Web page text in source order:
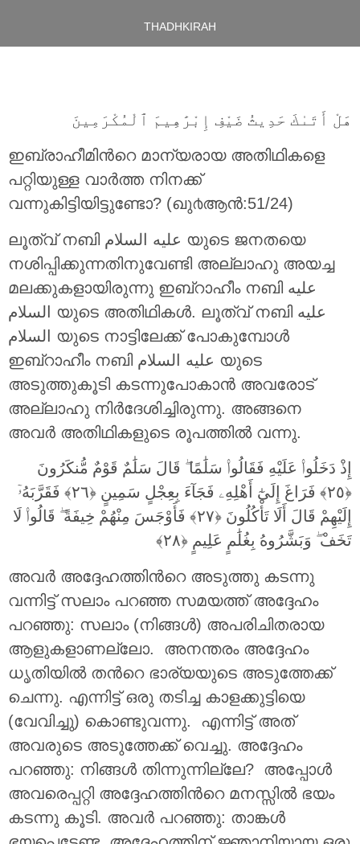
THADHKIRAH
هَلْ أَتَىٰكَ حَدِيثُ ضَيْفِ إِبْرَٰهِيمَ ٱلْمُكْرَمِينَ
ഇബ്രാഹീമിന്‍റെ മാന്യരായ അതിഥികളെ
പറ്റിയുള്ള വാര്‍ത്ത നിനക്ക്
വന്നുകിട്ടിയിട്ടുണ്ടോ? (ഖു൪ആന്‍:51/24)
ലൂത്വ് നബി عليه السلام യുടെ ജനതയെ
നശിപ്പിക്കുന്നതിനുവേണ്ടി അല്ലാഹു അയച്ച
മലക്കുകളായിരുന്നു ഇബ്‌റാഹീം നബി عليه
السلام യുടെ അതിഥികൾ. ലൂത്വ് നബി عليه
السلام യുടെ നാട്ടിലേക്ക് പോകുമ്പോൾ
ഇബ്‌റാഹീം നബി عليه السلام യുടെ
അടുത്തുകൂടി കടന്നുപോകാന്‍ അവരോട്
അല്ലാഹു നിര്‍ദേശിച്ചിരുന്നു. അങ്ങനെ
അവര്‍ അതിഥികളുടെ രൂപത്തില്‍ വന്നു.
إِذْ دَخَلُوا۟ عَلَيْهِ فَقَالُوا۟ سَلَٰمًا ۖ قَالَ سَلَٰمٌ قَوْمٌ مُّنكَرُونَ
‎﴿٢٥﴾‏ فَرَاغَ إِلَىٰٓ أَهْلِهِۦ فَجَآءَ بِعِجْلٍ سَمِينٍ ‎﴿٢٦﴾‏ فَقَرَّبَهُۥٓ
إِلَيْهِمْ قَالَ أَلَا تَأْكُلُونَ ‎﴿٢٧﴾‏ فَأَوْجَسَ مِنْهُمْ خِيفَةً ۖ قَالُوا۟ لَا
تَخَفْ ۖ وَبَشَّرُوهُ بِغُلَٰمٍ عَلِيمٍ ‎﴿٢٨﴾
അവര്‍ അദ്ദേഹത്തിന്‍റെ അടുത്തു കടന്നു
വന്നിട്ട് സലാം പറഞ്ഞ സമയത്ത് അദ്ദേഹം
പറഞ്ഞു: സലാം (നിങ്ങള്‍) അപരിചിതരായ
ആളുകളാണല്ലോ. അനന്തരം അദ്ദേഹം
ധൃതിയില്‍ തന്‍റെ ഭാര്യയുടെ അടുത്തേക്ക്
ചെന്നു. എന്നിട്ട് ഒരു തടിച്ച കാളക്കുട്ടിയെ
(വേവിച്ചു) കൊണ്ടുവന്നു. എന്നിട്ട് അത്
അവരുടെ അടുത്തേക്ക് വെച്ചു. അദ്ദേഹം
പറഞ്ഞു: നിങ്ങള്‍ തിന്നുന്നില്ലേ? അപ്പോള്‍
അവരെപ്പറ്റി അദ്ദേഹത്തിന്‍റെ മനസ്സില്‍ ഭയം
കടന്നു കൂടി. അവര്‍ പറഞ്ഞു: താങ്കള്‍